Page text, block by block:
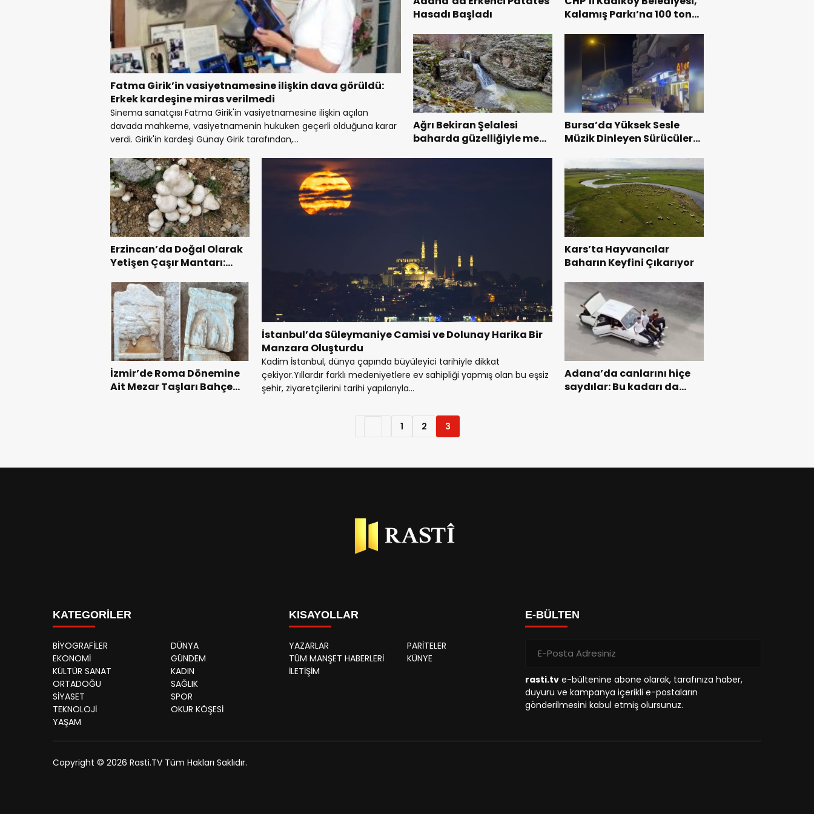
Fatma Girik’in vasiyetnamesine ilişkin dava görüldü:
Erkek kardeşine miras verilmedi
Sinema sanatçısı Fatma Girik'in vasiyetnamesine ilişkin açılan
davada mahkeme, vasiyetnamenin hukuken geçerli olduğuna karar
verdi. Girik'in kardeşi Günay Girik tarafından,...
Hasadı Başladı
Kalamış Parkı’na 100 ton
tepkili
Ağrı Bekiran Şelalesi
baharda güzelliğiyle mest
Bursa’da Yüksek Sesle
Müzik Dinleyen Sürücülere
Erzincan’da Doğal Olarak
Yetişen Çaşır Mantarı:
İstanbul’da Süleymaniye Camisi ve Dolunay Harika Bir
Manzara Oluşturdu
Kadim İstanbul, dünya çapında büyüleyici tarihiyle dikkat
çekiyor.Yıllardır farklı medeniyetlere ev sahipliği yapmış olan bu eşsiz
şehir, ziyaretçilerini tarihi yapılarıyla...
Kars’ta Hayvancılar
Baharın Keyfini Çıkarıyor
İzmir’de Roma Dönemine
Ait Mezar Taşları Bahçede
Adana’da canlarını hiçe
saydılar: Bu kadarı da
1 2 3
KATEGORİLER
BİYOGRAFİLER
DÜNYA
EKONOMİ
GÜNDEM
KÜLTÜR SANAT
KADIN
ORTADOĞU
SAĞLIK
SİYASET
SPOR
TEKNOLOJİ
OKUR KÖŞESİ
YAŞAM
KISAYOLLAR
YAZARLAR
PARİTELER
TÜM MANŞET HABERLERİ
KÜNYE
İLETİŞİM
E-BÜLTEN
rasti.tv e-bültenine abone olarak, tarafınıza haber,
duyuru ve kampanya içerikli e-postaların
gönderilmesini kabul etmiş olursunuz.
Copyright © 2026 Rasti.TV Tüm Hakları Saklıdır.